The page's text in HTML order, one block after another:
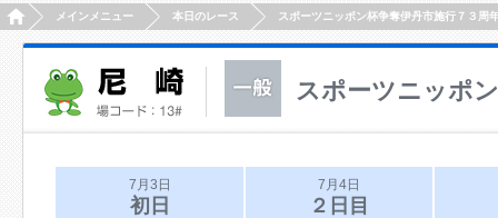
HOMEメインメニュー 本日のレース スポーツニッポン杯争奪伊丹市施行７３周
スポーツニッポ
7月3日
初日
7月4日
２日目